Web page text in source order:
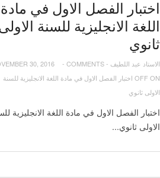
اختبار الفصل الاول في مادة
اللغة الانجليزية للسنة
ثانوي
الاستاد عبد اللطيف -
30, 2016 - COMMENTS
OFF ON اختبار الفصل الاول في مادة اللغة الانجليزية للسنة
الاولى ثانوي
اختبار الفصل الاول في مادة اللغة الانجليزية
الاولى ثانوي...